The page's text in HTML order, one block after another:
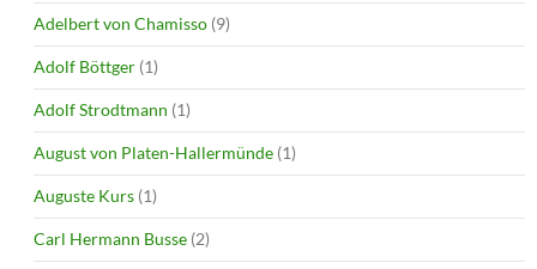
Adelbert von Chamisso (9)
Adolf Böttger (1)
Adolf Strodtmann (1)
August von Platen-Hallermünde (1)
Auguste Kurs (1)
Carl Hermann Busse (2)